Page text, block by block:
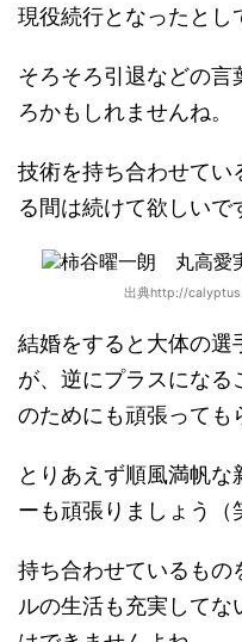
現役続行となったとし
そろそろ引退などの言
ろかもしれませんね。
技術を持ち合わせてい
る間は続けて欲しいで
出典http://
結婚をすると大体の選
が、逆にプラスになる
のためにも頑張っても
とりあえず順風満帆
ーも頑張りましょう（
持ち合わせているもの
ルの生活も充実して